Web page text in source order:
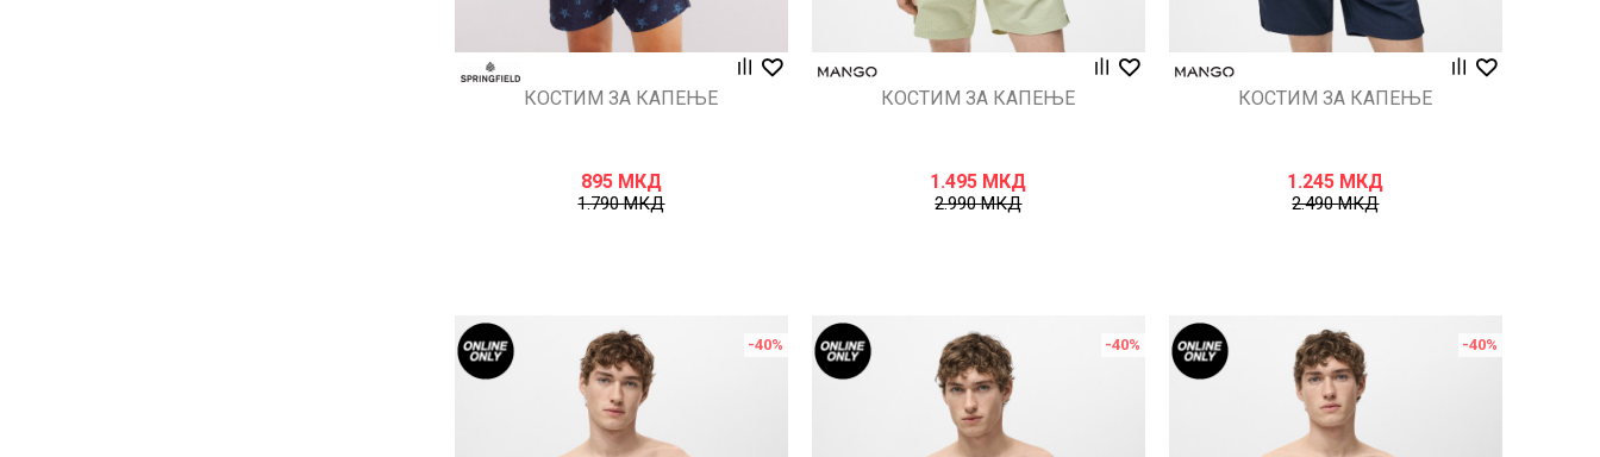
КОСТИМ ЗА КАПЕЊЕ
895 МКД
1.790МКД
КОСТИМ ЗА КАПЕЊЕ
1.495 МКД
2.990МКД
КОСТИМ ЗА КАПЕЊЕ
1.245 МКД
2.490МКД
-40% -40% -40%